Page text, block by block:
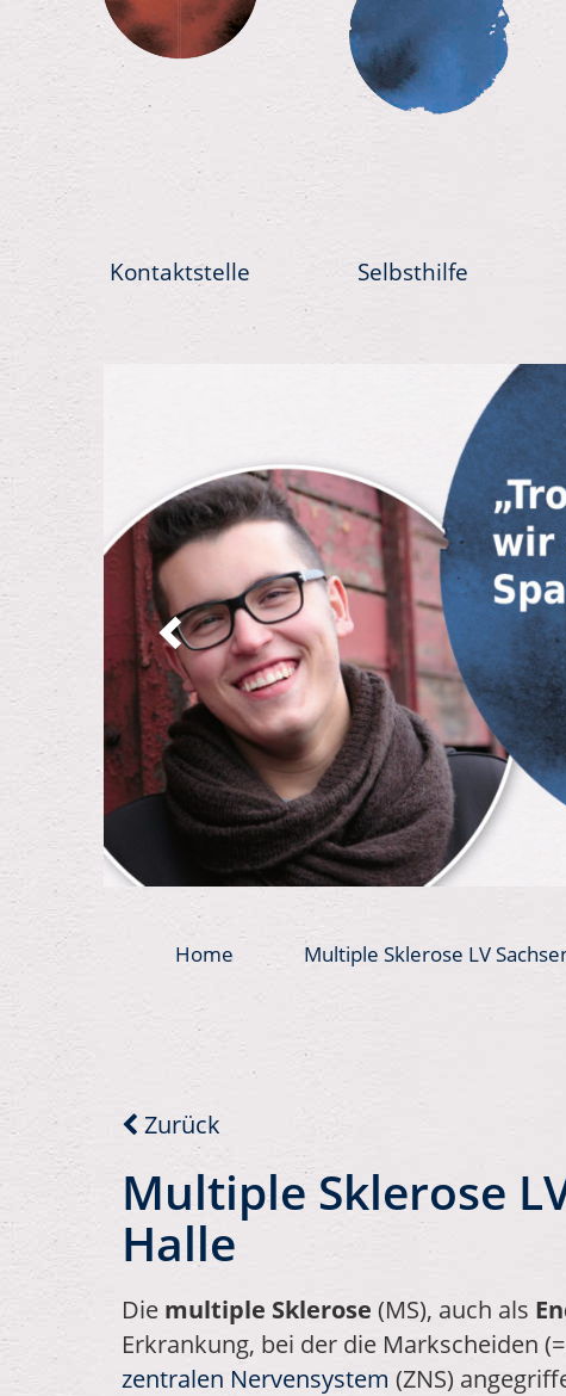
Kontaktstelle Selbsthilfe
Home Multiple Sklerose LV
Zurück
Multiple Sklerose
Halle
Die multiple Sklerose (MS), auch als
Erkrankung, bei der die Markscheiden (=
zentralen Nervensystem (ZNS)